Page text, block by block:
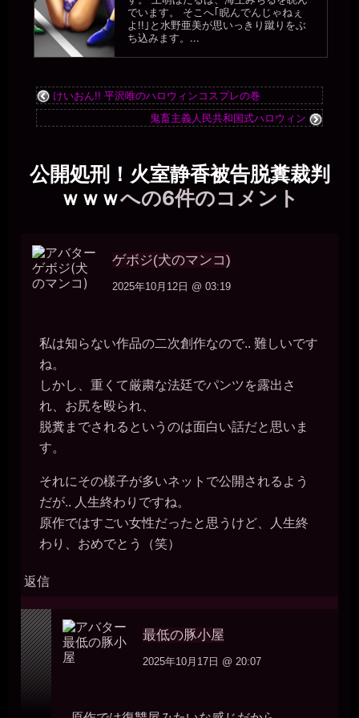
でいます。 そこへ｢睨んでんじゃねぇ
よ!!｣と水野亜美が思いっきり蹴りをぶ
ち込みます。...
けいおん!! 平沢唯のハロウィンコスプレの巻
鬼畜主義人民共和国式ハロウィン
公開処刑！火室静香被告脱糞裁判
ｗｗｗへの6件のコメント
ゲボジ(犬のマンコ)
2025年10月12日 @ 03:19
私は知らない作品の二次創作なので.. 難しいです
ね。
しかし、重くて厳粛な法廷でパンツを露出さ
れ、お尻を殴られ、
脱糞までされるというのは面白い話だと思いま
す。
それにその樣子が多いネットで公開されるよう
だが.. 人生終わりですね。
原作ではすごい女性だったと思うけど、人生終
わり、おめでとう（笑）
返信
最低の豚小屋
2025年10月17日 @ 20:07